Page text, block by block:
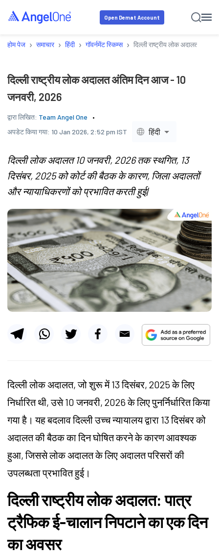
Open Demat Account
होम पेज › समाचार › हिंदी › गॉवर्नमेंट स्किम्स › दिल्ली राष्ट्रीय लोक अदालत
दिल्ली राष्ट्रीय लोक अदालत अंतिम दिन आज - 10
जनवरी, 2026
द्वारा लिखित: Team Angel One
अपडेट किया गया: 10 Jan 2026, 2:52 pm IST हिंदी
दिल्ली लोक अदालत 10 जनवरी, 2026 तक स्थगित, 13
दिसंबर, 2025 को कोर्ट की बैठक के कारण, जिला अदालतों
और न्यायाधिकरणों को प्रभावित करती हुई|
दिल्ली लोक अदालत, जो शुरू में 13 दिसंबर, 2025 के लिए
निर्धारित थी, उसे 10 जनवरी, 2026 के लिए पुनर्निर्धारित किया
गया है। यह बदलाव दिल्ली उच्च न्यायालय द्वारा 13 दिसंबर को
अदालत की बैठक का दिन घोषित करने के कारण आवश्यक
हुआ, जिससे लोक अदालत के लिए अदालत परिसरों की
उपलब्धता प्रभावित हुई।
दिल्ली राष्ट्रीय लोक अदालत: पात्र
ट्रैफिक ई-चालान निपटाने का एक दिन
का अवसर